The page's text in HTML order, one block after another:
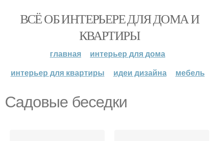
ВСЁ ОБ ИНТЕРЬЕРЕ ДЛЯ ДОМА И
КВАРТИРЫ
главная
интерьер для дома
интерьер для квартиры
идеи дизайна мебель
Садовые беседки